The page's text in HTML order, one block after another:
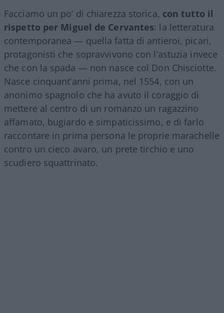
Facciamo un po’ di chiarezza storica, con tutto il
rispetto per Miguel de Cervantes: la letteratura
contemporanea — quella fatta di antieroi, picari,
protagonisti che sopravvivono con l’astuzia invece
che con la spada — non nasce col Don Chisciotte.
Nasce cinquant’anni prima, nel 1554, con un
anonimo spagnolo che ha avuto il coraggio di
mettere al centro di un romanzo un ragazzino
affamato, bugiardo e simpaticissimo, e di farlo
raccontare in prima persona le proprie marachelle
contro un cieco avaro, un prete tirchio e uno
scudiero squattrinato.